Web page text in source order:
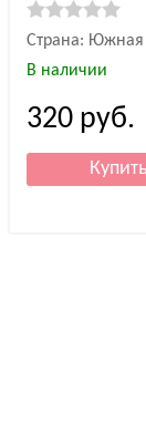
Страна: Южная
В наличии
320 руб.